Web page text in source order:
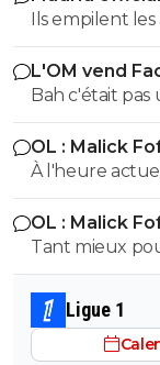
transfert de
Ils empilent
cette équipe
Kroos. Ils ont
Tchouameni et
L'OM vend
Bah c'était pas
garde Balerdi
côté, pour
OL : Malick
accord
À l'heure
OL : Malick
accord
Tant mieux
Ligue 1